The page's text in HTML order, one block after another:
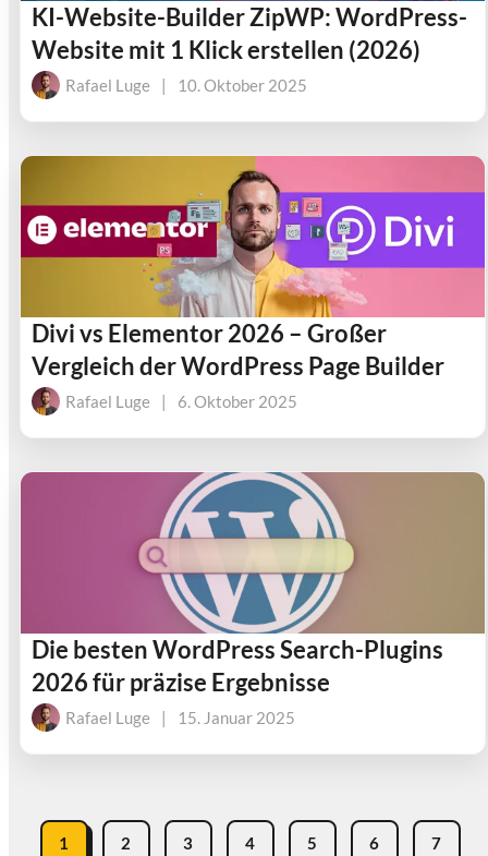
KI-Website-Builder ZipWP: WordPress-
Website mit 1 Klick erstellen (2026)
Rafael Luge | 10. Oktober 2025
Divi vs Elementor 2026 – Großer
Vergleich der WordPress Page Builder
Rafael Luge | 6. Oktober 2025
Die besten WordPress Search-Plugins
2026 für präzise Ergebnisse
Rafael Luge | 15. Januar 2025
1 2 3 4 5 6 7